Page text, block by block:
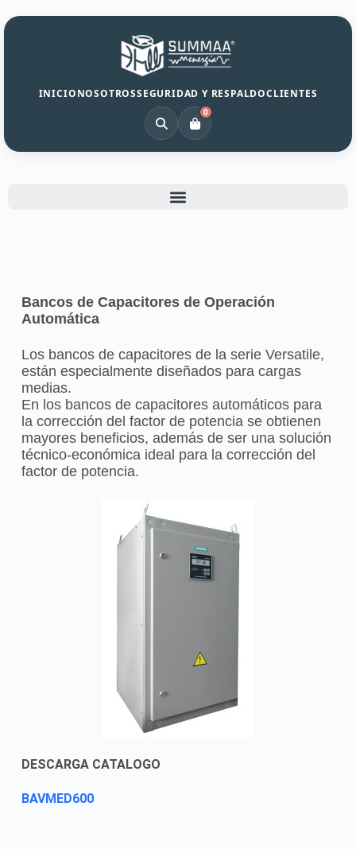
INICIONOSOTROSSEGURIDAD Y RESPALDOCLIENTES
0
Bancos de Capacitores de Operación
Automática
Los bancos de capacitores de la serie Versatile,
están especialmente diseñados para cargas
medias.
En los bancos de capacitores automáticos para
la corrección del factor de potencia se obtienen
mayores beneficios, además de ser una solución
técnico-económica ideal para la corrección del
factor de potencia.
DESCARGA CATALOGO
BAVMED600